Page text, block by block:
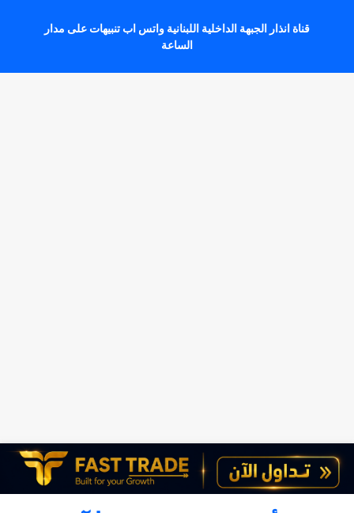
قناة انذار الجبهة الداخلية اللبنانية واتس اب تنبيهات على مدار
الساعة